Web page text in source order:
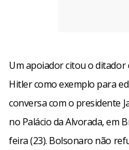
Um apoiador citou o ditador
Hitler como exemplo para
conversa com o presidente
no Palácio da Alvorada, em
feira (23). Bolsonaro não